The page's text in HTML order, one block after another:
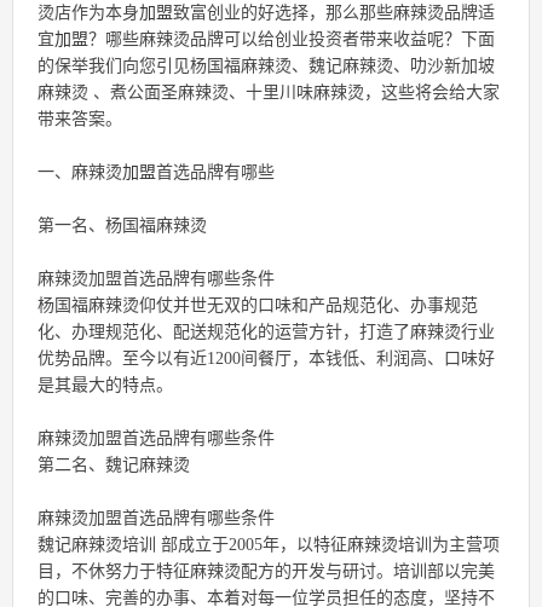
烫店作为本身加盟致富创业的好选择，那么那些麻辣烫品牌适
宜加盟？哪些麻辣烫品牌可以给创业投资者带来收益呢？下面
的保举我们向您引见杨国福麻辣烫、魏记麻辣烫、叻沙新加坡
麻辣烫 、煮公面圣麻辣烫、十里川味麻辣烫，这些将会给大家
带来答案。
一、麻辣烫加盟首选品牌有哪些
第一名、杨国福麻辣烫
麻辣烫加盟首选品牌有哪些条件
杨国福麻辣烫仰仗并世无双的口味和产品规范化、办事规范
化、办理规范化、配送规范化的运营方针，打造了麻辣烫行业
优势品牌。至今以有近1200间餐厅，本钱低、利润高、口味好
是其最大的特点。
麻辣烫加盟首选品牌有哪些条件
第二名、魏记麻辣烫
麻辣烫加盟首选品牌有哪些条件
魏记麻辣烫培训 部成立于2005年，以特征麻辣烫培训为主营项
目，不休努力于特征麻辣烫配方的开发与研讨。培训部以完美
的口味、完善的办事、本着对每一位学员担任的态度，坚持不